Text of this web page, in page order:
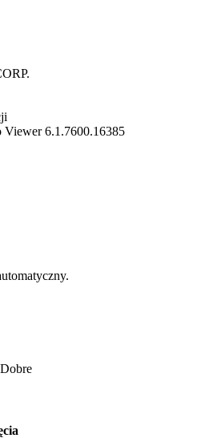
6.1.7600.16385
Dobre